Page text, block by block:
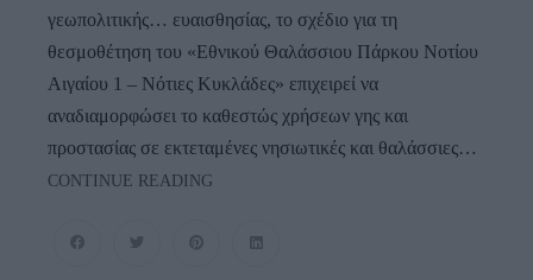
γεωπολιτικής… ευαισθησίας, το σχέδιο για τη
θεσμοθέτηση του «Εθνικού Θαλάσσιου Πάρκου Νοτίου
Αιγαίου 1 – Νότιες Κυκλάδες» επιχειρεί να
αναδιαμορφώσει το καθεστώς χρήσεων γης και
προστασίας σε εκτεταμένες νησιωτικές και θαλάσσιες…
CONTINUE READING